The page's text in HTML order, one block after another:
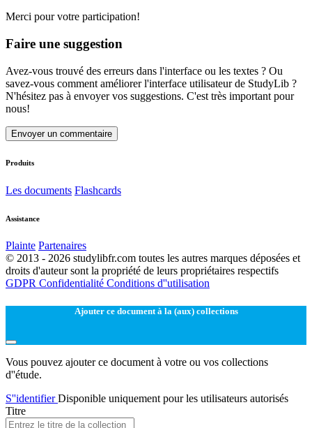
Merci pour votre participation!
Faire une suggestion
Avez-vous trouvé des erreurs dans l'interface ou les textes ? Ou
savez-vous comment améliorer l'interface utilisateur de StudyLib ?
N'hésitez pas à envoyer vos suggestions. C'est très important pour
nous!
Envoyer un commentaire
Produits
Les documents Flashcards
Assistance
Plainte Partenaires
© 2013 - 2026 studylibfr.com toutes les autres marques déposées et
droits d'auteur sont la propriété de leurs propriétaires respectifs
GDPR Confidentialité Conditions d''utilisation
Ajouter ce document à la (aux) collections
Vous pouvez ajouter ce document à votre ou vos collections
d''étude.
S''identifierDisponible uniquement pour les utilisateurs autorisés
Titre